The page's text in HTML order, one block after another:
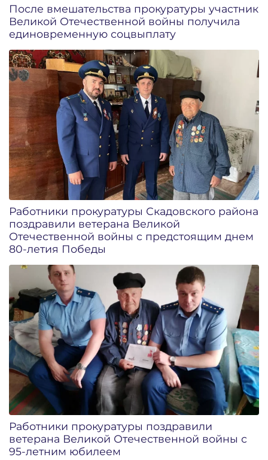
После вмешательства прокуратуры участник
Великой Отечественной войны получила
единовременную соцвыплату
Работники прокуратуры Скадовского района
поздравили ветерана Великой
Отечественной войны с предстоящим днем
80-летия Победы
Работники прокуратуры поздравили
ветерана Великой Отечественной войны с
95-летним юбилеем